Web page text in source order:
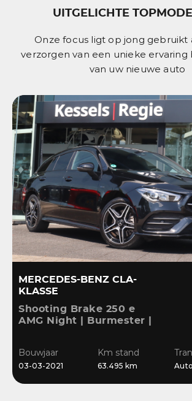
UITGELICHTE
Onze focus ligt op jong gebruikt
verzorgen van een unieke ervaring
van uw nieuwe auto
MERCEDES-BENZ CLA-
KLASSE
Shooting Brake 250 e
AMG Night | Burmester |
Widescreen |
Stoelverwarming
Bouwjaar
03-03-2021
Km stand
63.495 km